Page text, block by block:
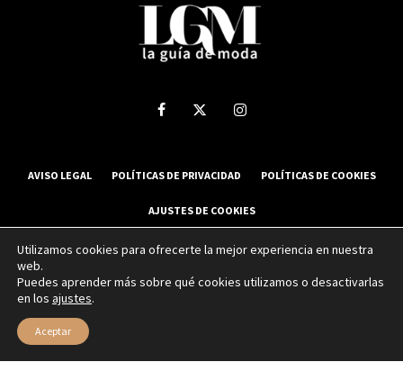
AVISO LEGAL POLÍTICAS DE PRIVACIDAD POLÍTICAS DE COOKIES
AJUSTES DE COOKIES
2025 La Guía de Moda - Todos los derechos reservados.
Utilizamos cookies para ofrecerte la mejor experiencia en nuestra
web.
Puedes aprender más sobre qué cookies utilizamos o desactivarlas
en los ajustes.
Aceptar